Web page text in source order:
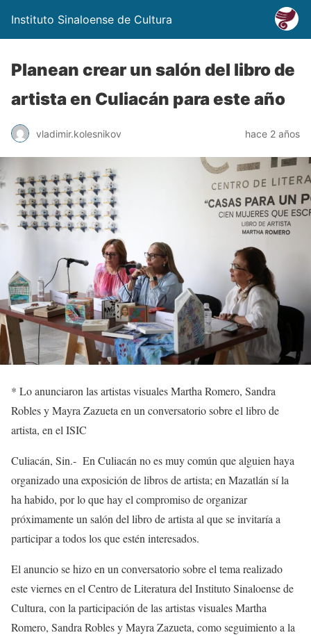
Instituto Sinaloense de Cultura
Planean crear un salón del libro de
artista en Culiacán para este año
vladimir.kolesnikov hace 2 años
* Lo anunciaron las artistas visuales Martha Romero, Sandra
Robles y Mayra Zazueta en un conversatorio sobre el libro de
artista, en el ISIC
Culiacán, Sin.- En Culiacán no es muy común quealguien haya
organizadouna exposición de librosde artista; en Mazatlán sí la
ha habido, por lo que hay el compromiso de organizar
próximamente un salón del libro de artista al que se invitaría a
participar a todos los que estén interesados.
El anunciosehizoen un conversatorio sobreel tema realizado
este viernesen el Centro deLiteratura del Instituto Sinaloense de
Cultura, con la participación de las artistas visuales Martha
Romero, Sandra Robles y Mayra Zazueta, como seguimientoa la